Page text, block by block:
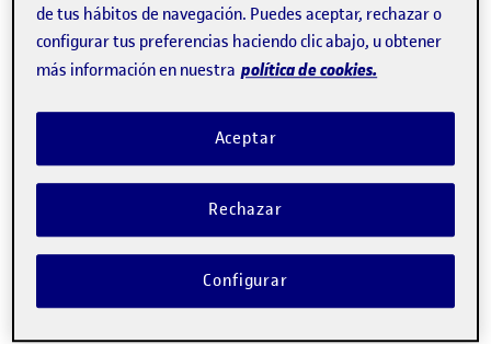
concentración de proteínas contodos los aminoácidos
esenciales, que son los que debemos incorporar a través
Debido a este valor nutricional, se había hipotetizado que
el consumo de quinoa podría tener un impacto favorable
respecto a ciertas enfermedades cardiovasculares y otras
enfermedades metabólicas, como la diabetes tipo 2. Sin
no existía ningún estudio científico que avalara
de tus hábitos de navegación. Puedes aceptar, rechazar o
configurar tus preferencias haciendo clic abajo, u obtener
más información en nuestra política de cookies.
Rechazar
Aceptar
Configurar